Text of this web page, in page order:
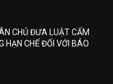
CHỦ ĐƯA LUẬT CẤM
HẠN CHẾ ĐỐI VỚI BÁO